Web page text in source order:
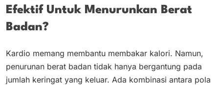
Efektif Untuk Menurunkan Berat
Badan?
Kardio memang membantu membakar kalori. Namun,
penurunan berat badan tidak hanya bergantung pada
jumlah keringat yang keluar. Ada kombinasi antara pola